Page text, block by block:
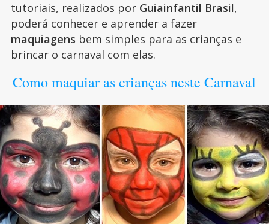
tutoriais, realizados por Guiainfantil Brasil,
poderá conhecer e aprender a fazer
maquiagens bem simples para as crianças e
brincar o carnaval com elas.
Como maquiar as crianças neste Carnaval